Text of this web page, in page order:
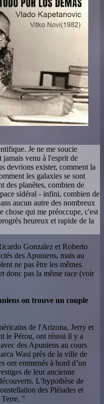
Je ne me soucie
jamais venu à l'esprit de
devrions exister, comment la
les galaxies se sont
des planètes, combien de
sidéral - infini, combien de
aucun autre des nombreux
chose qui me préoccupe, c'est
heureux et rapide de la
Gonzalez et Roberto
des Apuniens, mais au
ne pas être les mêmes
donc pas la même race (voir
on trouve un couple
de l'Arizona, Jerry et
le Pérou, ont réussi il y a
des Apuniens au cours
Wasi près de la ville de
ont emmenés à bord d’un
de leur ancienne
L’hypothèse de
des Pléiades et
Terre. "